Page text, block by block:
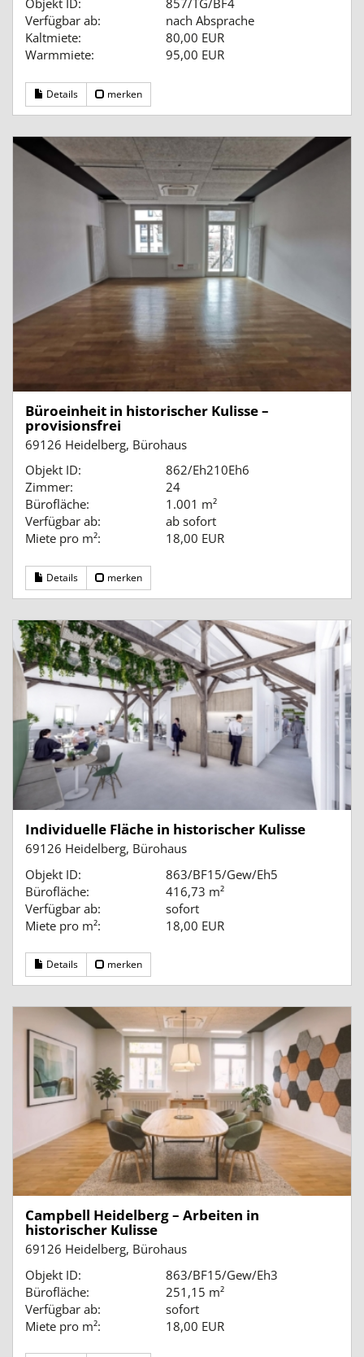
Objekt ID:
857/TG/BF4
Verfügbar ab:
nach Absprache
Kaltmiete:
80,00 EUR
Warmmiete:
95,00 EUR
Details merken
Büroeinheit in historischer Kulisse –
provisionsfrei
69126 Heidelberg, Bürohaus
Objekt ID:
862/Eh210Eh6
Zimmer:
24
Bürofläche:
1.001 m²
Verfügbar ab:
ab sofort
Miete pro m²:
18,00 EUR
Details merken
Individuelle Fläche in historischer Kulisse
69126 Heidelberg, Bürohaus
Objekt ID:
863/BF15/Gew/Eh5
Bürofläche:
416,73 m²
Verfügbar ab:
sofort
Miete pro m²:
18,00 EUR
Details merken
Campbell Heidelberg – Arbeiten in
historischer Kulisse
69126 Heidelberg, Bürohaus
Objekt ID:
863/BF15/Gew/Eh3
Bürofläche:
251,15 m²
Verfügbar ab:
sofort
Miete pro m²:
18,00 EUR